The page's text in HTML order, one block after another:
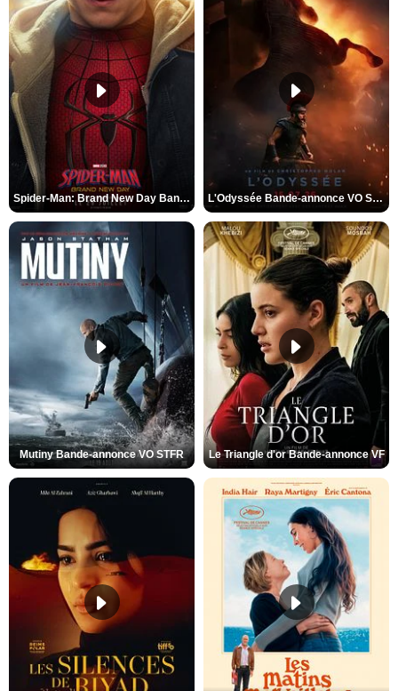
Spider-Man: Brand New Day Bande-annonce VO STFR L'Odyssée Bande-annonce VO STFR
Mutiny Bande-annonce VO STFR Le Triangle d'or Bande-annonce VF